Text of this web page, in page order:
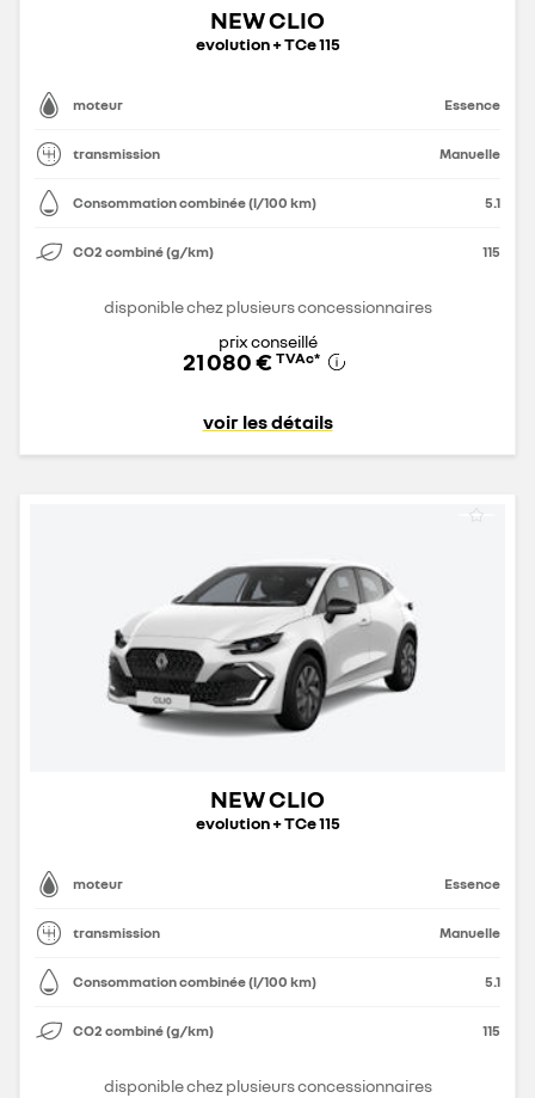
NEW CLIO
evolution + TCe 115
moteur Essence
transmission Manuelle
Consommation combinée (l/100 km) 5.1
CO2 combiné (g/km) 115
disponible chez plusieurs concessionnaires
prix conseillé
21 080 € TVAc*
voir les détails
NEW CLIO
evolution + TCe 115
moteur Essence
transmission Manuelle
Consommation combinée (l/100 km) 5.1
CO2 combiné (g/km) 115
disponible chez plusieurs concessionnaires